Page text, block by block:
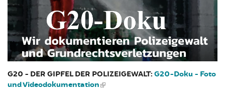
G20 - DER GIPFEL DER POLIZEIGEWALT: G20-Doku - Foto
und Videodokumentation